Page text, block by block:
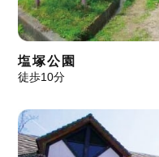
塩塚公園
徒歩10分